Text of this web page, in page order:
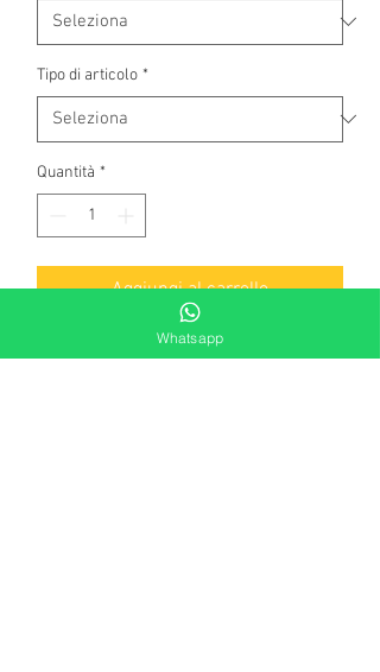
Tipo di articolo *
Quantità *
Aggiungi al carrello
Bracciale Uomo Boccadamo Man -
Whatsapp